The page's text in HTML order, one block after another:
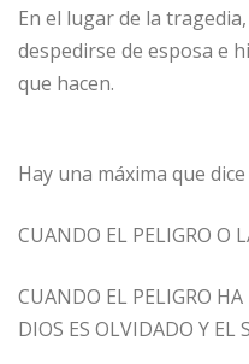
En el lugar de la
despedirse de esposa e
que hacen.
Hay una máxima que di
CUANDO EL PELIGRO O
CUANDO EL PELIGRO
DIOS ES OLVIDADO Y EL